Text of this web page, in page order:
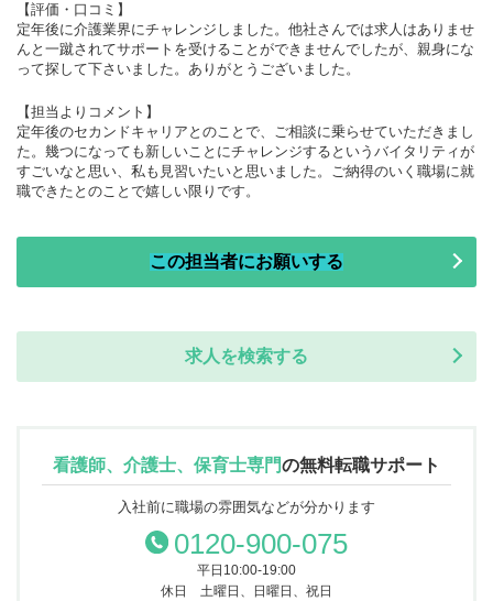
【評価・口コミ】
定年後に介護業界にチャレンジしました。他社さんでは求人はありませ
んと一蹴されてサポートを受けることができませんでしたが、親身にな
って探して下さいました。ありがとうございました。
【担当よりコメント】
定年後のセカンドキャリアとのことで、ご相談に乗らせていただきまし
た。幾つになっても新しいことにチャレンジするというバイタリティが
すごいなと思い、私も見習いたいと思いました。ご納得のいく職場に就
職できたとのことで嬉しい限りです。
この担当者にお願いする
求人を検索する
看護師、介護士、保育士専門の無料転職サポート
入社前に職場の雰囲気などが分かります
0120-900-075
平日10:00-19:00
休日 土曜日、日曜日、祝日